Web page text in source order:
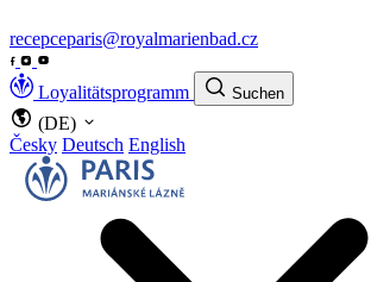
recepceparis@royalmarienbad.cz
Loyalitätsprogramm Suchen
(DE)
Česky Deutsch English